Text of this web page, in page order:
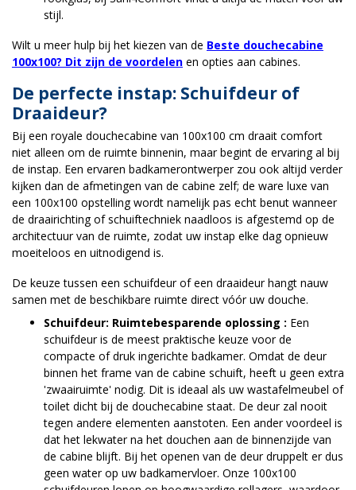
stijl.
Wilt u meer hulp bij het kiezen van de Beste douchecabine
100x100? Dit zijn de voordelen en opties aan cabines.
De perfecte instap: Schuifdeur of
Draaideur?
Bij een royale douchecabine van 100x100 cm draait comfort
niet alleen om de ruimte binnenin, maar begint de ervaring al bij
de instap. Een ervaren badkamerontwerper zou ook altijd verder
kijken dan de afmetingen van de cabine zelf; de ware luxe van
een 100x100 opstelling wordt namelijk pas echt benut wanneer
de draairichting of schuiftechniek naadloos is afgestemd op de
architectuur van de ruimte, zodat uw instap elke dag opnieuw
moeiteloos en uitnodigend is.
De keuze tussen een schuifdeur of een draaideur hangt nauw
samen met de beschikbare ruimte direct vóór uw douche.
Schuifdeur: Ruimtebesparende oplossing : Een
schuifdeur is de meest praktische keuze voor de
compacte of druk ingerichte badkamer. Omdat de deur
binnen het frame van de cabine schuift, heeft u geen extra
'zwaairuimte' nodig. Dit is ideaal als uw wastafelmeubel of
toilet dicht bij de douchecabine staat. De deur zal nooit
tegen andere elementen aanstoten. Een ander voordeel is
dat het lekwater na het douchen aan de binnenzijde van
de cabine blijft. Bij het openen van de deur druppelt er dus
geen water op uw badkamervloer. Onze 100x100